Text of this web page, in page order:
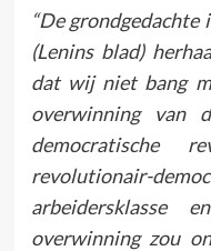
“De grondgedachte
(Lenins blad)
dat wij niet bang
overwinning van
democratische
revolutionair-
arbeidersklasse
overwinning zou